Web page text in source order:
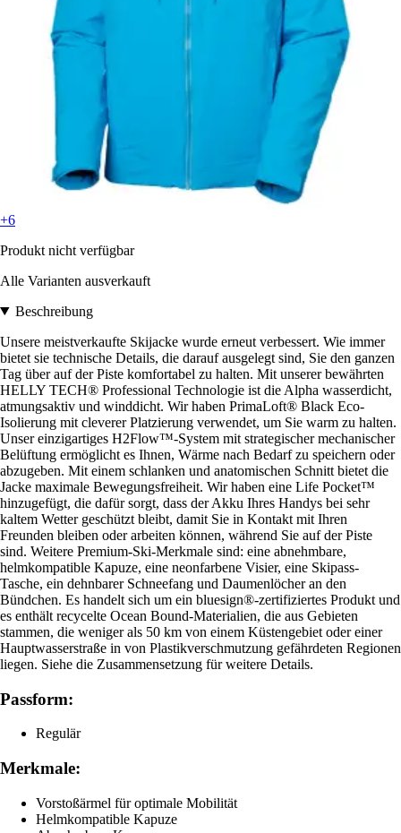
+6
Produkt nicht verfügbar
Alle Varianten ausverkauft
Beschreibung
Unsere meistverkaufte Skijacke wurde erneut verbessert. Wie immer
bietet sie technische Details, die darauf ausgelegt sind, Sie den ganzen
Tag über auf der Piste komfortabel zu halten. Mit unserer bewährten
HELLY TECH® Professional Technologie ist die Alpha wasserdicht,
atmungsaktiv und winddicht. Wir haben PrimaLoft® Black Eco-
Isolierung mit cleverer Platzierung verwendet, um Sie warm zu halten.
Unser einzigartiges H2Flow™-System mit strategischer mechanischer
Belüftung ermöglicht es Ihnen, Wärme nach Bedarf zu speichern oder
abzugeben. Mit einem schlanken und anatomischen Schnitt bietet die
Jacke maximale Bewegungsfreiheit. Wir haben eine Life Pocket™
hinzugefügt, die dafür sorgt, dass der Akku Ihres Handys bei sehr
kaltem Wetter geschützt bleibt, damit Sie in Kontakt mit Ihren
Freunden bleiben oder arbeiten können, während Sie auf der Piste
sind. Weitere Premium-Ski-Merkmale sind: eine abnehmbare,
helmkompatible Kapuze, eine neonfarbene Visier, eine Skipass-
Tasche, ein dehnbarer Schneefang und Daumenlöcher an den
Bündchen. Es handelt sich um ein bluesign®-zertifiziertes Produkt und
es enthält recycelte Ocean Bound-Materialien, die aus Gebieten
stammen, die weniger als 50 km von einem Küstengebiet oder einer
Hauptwasserstraße in von Plastikverschmutzung gefährdeten Regionen
liegen. Siehe die Zusammensetzung für weitere Details.
Passform:
Regulär
Merkmale:
Vorstoßärmel für optimale Mobilität
Helmkompatible Kapuze